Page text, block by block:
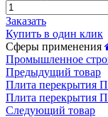
Заказать
Купить в один клик
Сферы применения
Промышленное
Предыдущий товар
Плита перекрытия
Плита перекрытия
Следующий товар